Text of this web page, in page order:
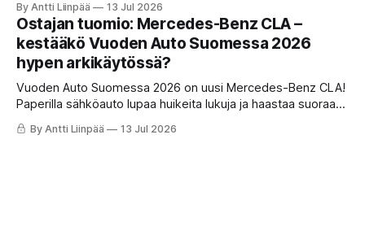
vertailut ja Käytetyn auton ansat. Nyt vain 5,30 €/kk. Tarjous
päättyy 31.8.2026. Reilut ehdot kerron artikkelissa. Kuten
aina.
By Antti Liinpää 13 Jul 2026
Ostajan tuomio: Mercedes-Benz CLA –
kestääkö Vuoden Auto Suomessa 2026
hypen arkikäytössä?
Vuoden Auto Suomessa 2026 on uusi Mercedes-Benz CLA!
Paperilla sähköauto lupaa huikeita lukuja ja haastaa suoraan
Teslan. Mutta miten yli 700 km toimintamatka ja uusi EQ-
teknologia kestävät Suomen talven ja todellisen arkiajon?
By Antti Liinpää 13 Jul 2026